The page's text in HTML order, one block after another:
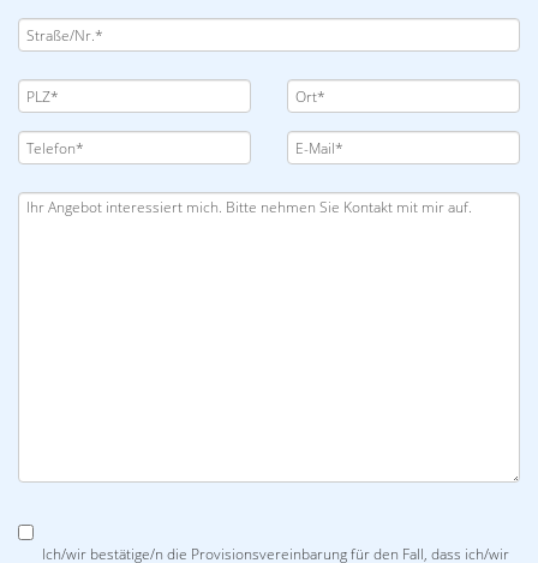
Ich/wir bestätige/n die Provisionsvereinbarung für den Fall, dass ich/wir